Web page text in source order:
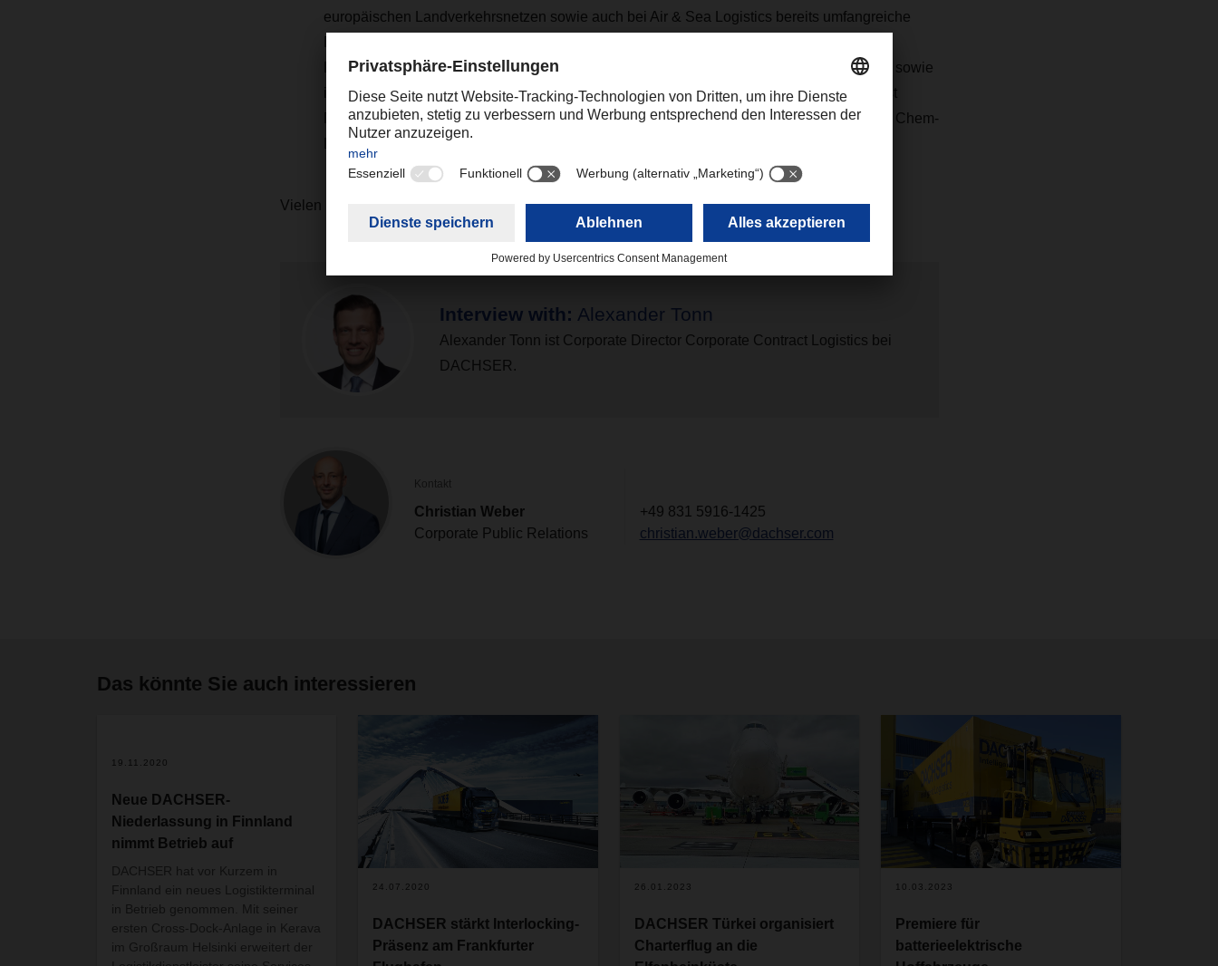
europäischen Landverkehrsnetzen sowie auch bei Air & Sea Logistics bereits umfangreiche
Firmen aus Industrie und Handel aus der Lebensmittelbranche – gekühlt wie ungekühlt – sowie
in der Business Line European Logistics Kunden aus weiteren Branchen wie FMCG, Fast
Moving Consumer Goods und DCG, Durable Consumer Goods, oder auch DIY-Logistics, Chem-
Logistics und Electronics.
Vielen Dank für das Gespräch.
Interview with: Alexander Tonn
Alexander Tonn ist Corporate Director Corporate Contract Logistics bei
DACHSER.
Kontakt
Christian Weber
Corporate Public Relations
+49 831 5916-1425
christian.weber@dachser.com
Das könnte Sie auch interessieren
19.11.2020
Neue DACHSER-
Niederlassung in Finnland
nimmt Betrieb auf
DACHSER hat vor Kurzem in
Finnland ein neues Logistikterminal
in Betrieb genommen. Mit seiner
ersten Cross-Dock-Anlage in Kerava
im Großraum Helsinki erweitert der
24.07.2020
DACHSER stärkt Interlocking-
Präsenz am Frankfurter
26.01.2023
DACHSER Türkei organisiert
Charterflug an die
10.03.2023
Premiere für
batterieelektrische